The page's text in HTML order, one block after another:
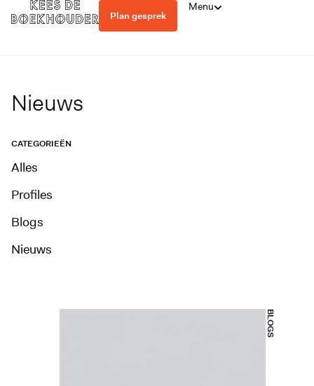
Plan gesprek
Menu
Nieuws
CATEGORIEËN
Alles
Profiles
Blogs
Nieuws
BLOGS